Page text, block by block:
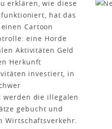
erklären, wie diese
hat das
Cartoon
eine Horde
Aktivitäten Geld
Herkunft
investiert, in
werden die illegalen
gebucht und
Wirtschaftsverkehr.